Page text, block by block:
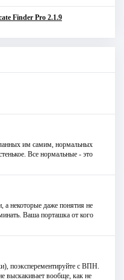
Finder Pro 2.1.9
им самим, нормальных
Все нормальные - это
некоторые даже понятия не
Ваша порташка от кого
поэксперементируйте с ВПН.
выскакивает вообще, как не